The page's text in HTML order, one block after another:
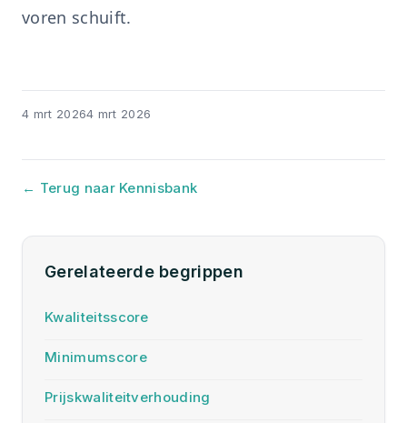
voren schuift.
← Terug naar Kennisbank
4 mrt 20264 mrt 2026
Gerelateerde begrippen
Kwaliteitsscore
Minimumscore
Prijskwaliteitverhouding